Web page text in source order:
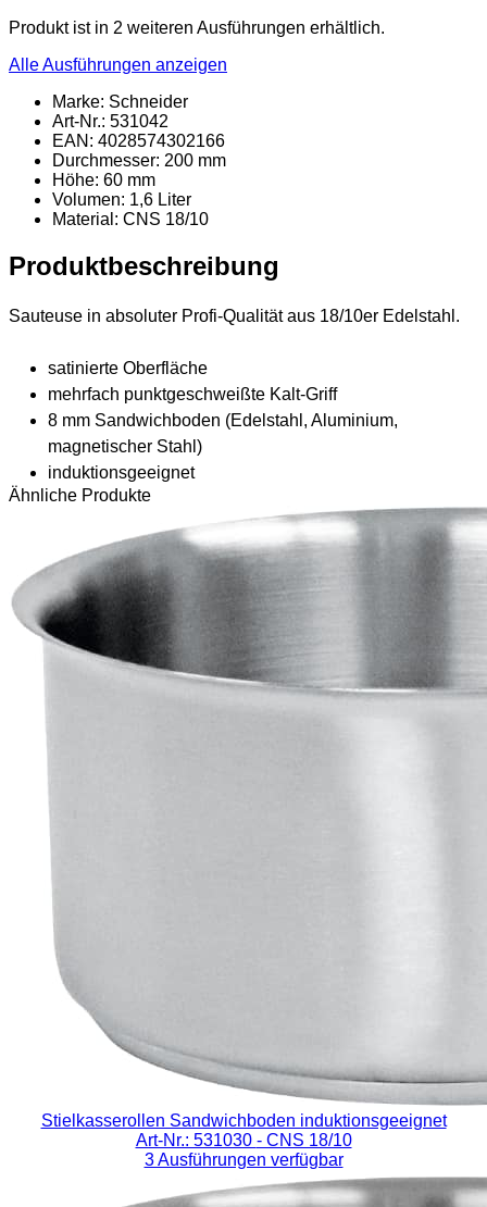
Produkt ist in 2 weiteren Ausführungen erhältlich.
Alle Ausführungen anzeigen
Marke: Schneider
Art-Nr.: 531042
EAN: 4028574302166
Durchmesser: 200 mm
Höhe: 60 mm
Volumen: 1,6 Liter
Material : CNS 18/10
Produktbeschreibung
Sauteuse in absoluter Profi-Qualität aus 18/10er Edelstahl.
satinierte Oberfläche
mehrfach punktgeschweißte Kalt-Griff
8 mm Sandwichboden (Edelstahl, Aluminium,
magnetischer Stahl)
induktionsgeeignet
Ähnliche Produkte
Stielkasserollen Sandwichboden induktionsgeeignet
Art-Nr.: 531030 - CNS 18/10
3 Ausführungen verfügbar